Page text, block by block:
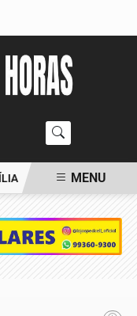
CARRO BATE EM
MENU